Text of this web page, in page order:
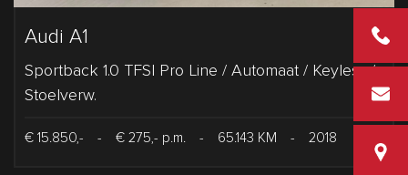
+31 2
Van
Audi A1
Sportback 1.0 TFSI Pro Line / Automaat / Keyless /
Stoelverw.
€ 15.850,- - € 275,- p.m. - 65.143 KM - 2018